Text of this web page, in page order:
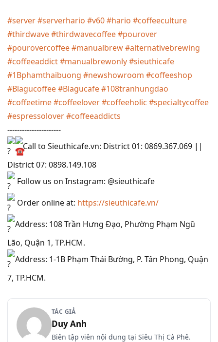
#server#serverhario #v60#hario #coffeeculture
#thirdwave#thirdwavecoffee#pourover
#pourovercoffee#manualbrew#alternativebrewing
#coffeeaddict#manualbrewonly#sieuthicafe
#1Bphamthaibuong #newshowroom #coffeeshop
#Blagucoffee#Blagucafe#108tranhungdao
#coffeetime#coffeelover#coffeeholic #specialtycoffee
#espressolover#coffeeaddicts
----------------------
Call to Sieuthicafe.vn: District 01: 0869.367.069 ||
District 07: 0898.149.108
Follow us on Instagram: @sieuthicafe
Order online at: https://sieuthicafe.vn/
Address: 108 Trần Hưng Đạo, Phường Phạm Ngũ
Lão, Quận 1, TP.HCM.
Address: 1-1B Phạm Thái Bường, P. Tân Phong, Quận
7, TP.HCM.
TÁC GIẢ
Duy Anh
Biên tập viên nội dung tại Siêu Thị Cà Phê.